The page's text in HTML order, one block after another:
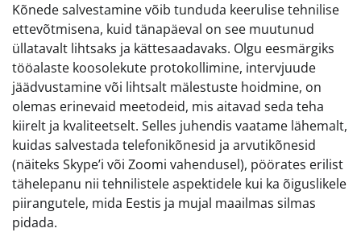
Kõnede salvestamine võib tunduda keerulise tehnilise
ettevõtmisena, kuid tänapäeval on see muutunud
üllatavalt lihtsaks ja kättesaadavaks. Olgu eesmärgiks
tööalaste koosolekute protokollimine, intervjuude
jäädvustamine või lihtsalt mälestuste hoidmine, on
olemas erinevaid meetodeid, mis aitavad seda teha
kiirelt ja kvaliteetselt. Selles juhendis vaatame lähemalt,
kuidas salvestada telefonikõnesid ja arvutikõnesid
(näiteks Skype’i või Zoomi vahendusel), pöörates erilist
tähelepanu nii tehnilistele aspektidele kui ka õiguslikele
piirangutele, mida Eestis ja mujal maailmas silmas
pidada.